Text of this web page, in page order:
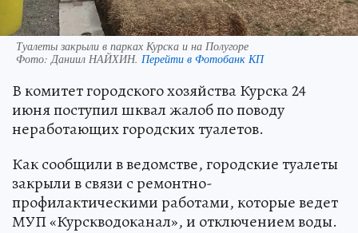
Туалеты закрыли в парках Курска и на Полугоре
Фото: Даниил НАЙХИН. Перейти в Фотобанк КП
В комитет городского хозяйства Курска 24
июня поступил шквал жалоб по поводу
неработающих городских туалетов.
Как сообщили в ведомстве, городские туалеты
закрыли в связи с ремонтно-
профилактическими работами, которые ведет
МУП «Курскводоканал», и отключением воды.